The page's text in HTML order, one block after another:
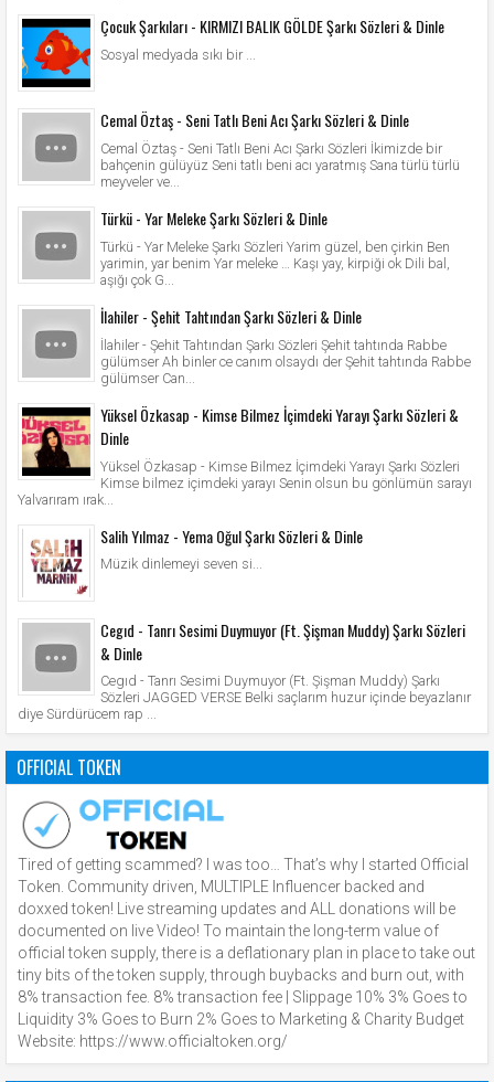
Çocuk Şarkıları - KIRMIZI BALIK GÖLDE Şarkı Sözleri & Dinle
Sosyal medyada sıkı bir ...
Cemal Öztaş - Seni Tatlı Beni Acı Şarkı Sözleri & Dinle
Cemal Öztaş - Seni Tatlı Beni Acı Şarkı Sözleri İkimizde bir
bahçenin gülüyüz Seni tatlı beni acı yaratmış Sana türlü türlü
meyveler ve...
Türkü - Yar Meleke Şarkı Sözleri & Dinle
Türkü - Yar Meleke Şarkı Sözleri Yarim güzel, ben çirkin Ben
yarimin, yar benim Yar meleke … Kaşı yay, kirpiği ok Dili bal,
aşığı çok G...
İlahiler - Şehit Tahtından Şarkı Sözleri & Dinle
İlahiler - Şehit Tahtından Şarkı Sözleri Şehit tahtında Rabbe
gülümser Ah binler ce canım olsaydı der Şehit tahtında Rabbe
gülümser Can...
Yüksel Özkasap - Kimse Bilmez İçimdeki Yarayı Şarkı Sözleri &
Dinle
Yüksel Özkasap - Kimse Bilmez İçimdeki Yarayı Şarkı Sözleri
Kimse bilmez içimdeki yarayı Senin olsun bu gönlümün sarayı
Yalvarıram ırak...
Salih Yılmaz - Yema Oğul Şarkı Sözleri & Dinle
Müzik dinlemeyi seven si...
Cegıd - Tanrı Sesimi Duymuyor (Ft. Şişman Muddy) Şarkı Sözleri
& Dinle
Cegıd - Tanrı Sesimi Duymuyor (Ft. Şişman Muddy) Şarkı
Sözleri JAGGED VERSE Belki saçlarım huzur içinde beyazlanır
diye Sürdürücem rap ...
OFFICIAL TOKEN
Tired of getting scammed? I was too… That’s why I started Official
Token. Community driven, MULTIPLE Influencer backed and
doxxed token! Live streaming updates and ALL donations will be
documented on live Video! To maintain the long-term value of
official token supply, there is a deflationary plan in place to take out
tiny bits of the token supply, through buybacks and burn out, with
8% transaction fee. 8% transaction fee | Slippage 10% 3% Goes to
Liquidity 3% Goes to Burn 2% Goes to Marketing & Charity Budget
Website: https://www.officialtoken.org/